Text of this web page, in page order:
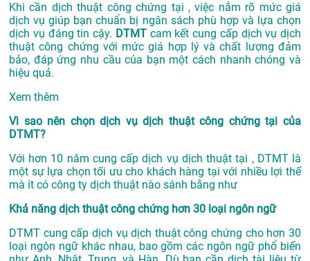
Khi cần dịch thuật công chứng tại , việc nắm rõ mức giá
dịch vụ giúp bạn chuẩn bị ngân sách phù hợp và lựa chọn
dịch vụ đáng tin cậy. DTMT cam kết cung cấp dịch vụ dịch
thuật công chứng với mức giá hợp lý và chất lượng đảm
bảo, đáp ứng nhu cầu của bạn một cách nhanh chóng và
hiệu quả.
Xem thêm
Vì sao nên chọn dịch vụ dịch thuật công chứng tại của
DTMT?
Với hơn 10 năm cung cấp dịch vụ dịch thuật tại , DTMT là
một sự lựa chọn tối ưu cho khách hàng tại với nhiều lợi thế
mà ít có công ty dịch thuật nào sánh bằng như
Khả năng dịch thuật công chứng hơn 30 loại ngôn ngữ
DTMT cung cấp dịch vụ dịch thuật công chứng cho hơn 30
loại ngôn ngữ khác nhau, bao gồm các ngôn ngữ phổ biến